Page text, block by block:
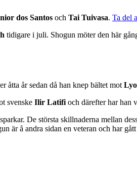
dos Santos och Tai Tuivasa. Ta del
tidigare i juli. Shogun möter den här
åtta år sedan då han knep bältet mot
svenske Ilir Latifi och därefter har han
De största skillnaderna mellan
är å andra sidan en veteran och har